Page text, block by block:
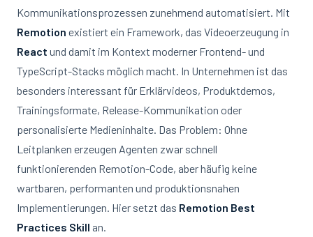
Kommunikationsprozessen zunehmend automatisiert. Mit
Remotion existiert ein Framework, das Videoerzeugung in
React und damit im Kontext moderner Frontend- und
TypeScript-Stacks möglich macht. In Unternehmen ist das
besonders interessant für Erklärvideos, Produktdemos,
Trainingsformate, Release-Kommunikation oder
personalisierte Medieninhalte. Das Problem: Ohne
Leitplanken erzeugen Agenten zwar schnell
funktionierenden Remotion-Code, aber häufig keine
wartbaren, performanten und produktionsnahen
Implementierungen. Hier setzt das Remotion Best
Practices Skill an.